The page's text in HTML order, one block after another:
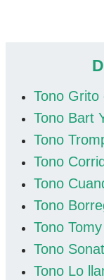
Tono Grito
Tono Bart
Tono
Tono
Tono
Tono
Tono
Tono
Tono Lo